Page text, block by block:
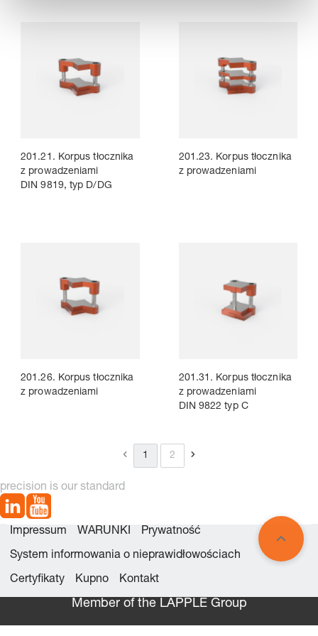
201.21. Korpus tłocznika
z prowadzeniami
DIN 9819, typ D/DG
201.23. Korpus tłocznika
z prowadzeniami
201.26. Korpus tłocznika
z prowadzeniami
201.31. Korpus tłocznika
z prowadzeniami
DIN 9822 typ C
1 2
precision is our standard
Impressum WARUNKI Prywatność
System informowania o nieprawidłowościach
Certyfikaty Kupno Kontakt
Member of the LÄPPLE Group